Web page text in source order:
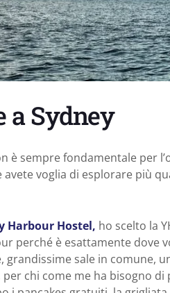
a Sydney
è sempre fondamentale per
avete voglia di esplorare più
Harbour Hostel, ho scelto la
perché è esattamente dove
sale in comune,
chi come me ha bisogno